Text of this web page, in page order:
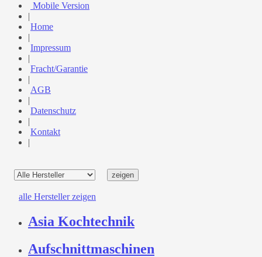
Mobile Version
|
Home
|
Impressum
|
Fracht/Garantie
|
AGB
|
Datenschutz
|
Kontakt
|
alle Hersteller zeigen
Asia Kochtechnik
Aufschnittmaschinen